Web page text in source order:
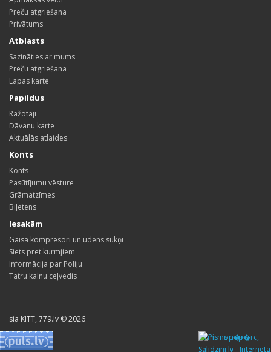
Preču atgriešana
Privātums
Atblasts
Sazināties ar mums
Preču atgriešana
Lapas karte
Papildus
Ražotāji
Dāvanu karte
Aktuālās atlaides
Konts
Konts
Pasūtījumu vēsture
Grāmatzīmes
Biļetens
Iesakām
Gaisa kompresori un ūdens sūkņi
Siets pret kurmjiem
Informācija par Poliju
Tatru kalnu ceļvedis
sia KITT, 779.lv © 2026
Pirms nop�rc,
Salidzini.lv - Interneta